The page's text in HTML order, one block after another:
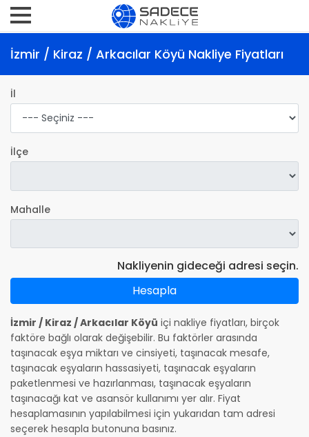
İzmir / Kiraz / Arkacılar Köyü Nakliye Fiyatları
İl
İlçe
Mahalle
Nakliyenin gideceği adresi seçin.
Hesapla
İzmir / Kiraz / Arkacılar Köyü içi nakliye fiyatları, birçok
faktöre bağlı olarak değişebilir. Bu faktörler arasında
taşınacak eşya miktarı ve cinsiyeti, taşınacak mesafe,
taşınacak eşyaların hassasiyeti, taşınacak eşyaların
paketlenmesi ve hazırlanması, taşınacak eşyaların
taşınacağı kat ve asansör kullanımı yer alır. Fiyat
hesaplamasının yapılabilmesi için yukarıdan tam adresi
seçerek hesapla butonuna basınız.